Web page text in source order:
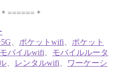
======＊
ポケットwifi
ポケット
モバイルwifi
モバイルルータ
レンタルwifi
ワーケーシ